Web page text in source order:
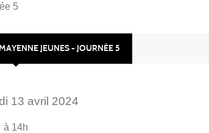
5
JEUNES - JOURNÉE 5
13 avril 2024
à 14h